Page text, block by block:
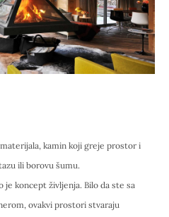
kamin koji greje prostor i
ili borovu šumu.
je koncept življenja. Bilo da ste sa
ovakvi prostori stvaraju